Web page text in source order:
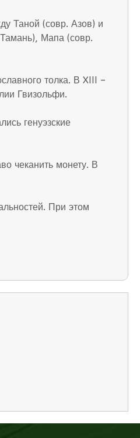
Таной (совр. Азов) и
Мапа (совр.
толка. В XIII –
Гвизольфи.
генуэзские
чеканить монету. В
При этом